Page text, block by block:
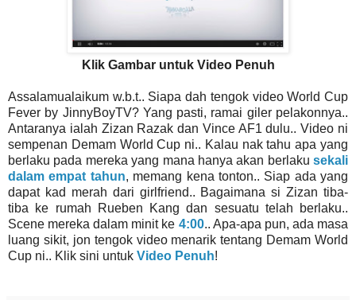
Klik Gambar untuk Video Penuh
Assalamualaikum w.b.t.. Siapa dah tengok video World Cup
Fever by JinnyBoyTV? Yang pasti, ramai giler pelakonnya..
Antaranya ialah Zizan Razak dan Vince AF1 dulu.. Video ni
sempenan Demam World Cup ni.. Kalau nak tahu apa yang
berlaku pada mereka yang mana hanya akan berlaku sekali
dalam empat tahun, memang kena tonton.. Siap ada yang
dapat kad merah dari girlfriend.. Bagaimana si Zizan tiba-
tiba ke rumah Rueben Kang dan sesuatu telah berlaku..
Scene mereka dalam minit ke 4:00.. Apa-apa pun, ada masa
luang sikit, jon tengok video menarik tentang Demam World
Cup ni.. Klik sini untuk Video Penuh!